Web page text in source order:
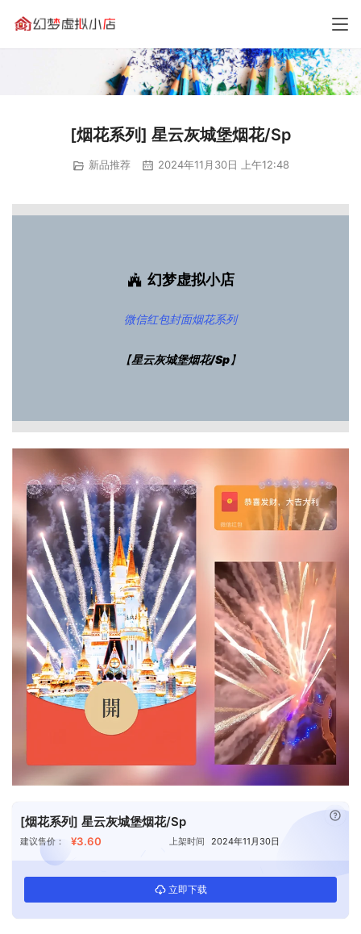
[烟花系列] 星云灰城堡烟花/Sp
新品推荐 2024年11月30日 上午12:48
幻梦虚拟小店
微信红包封面烟花系列
【星云灰城堡烟花/Sp】
[烟花系列] 星云灰城堡烟花/Sp
建议售价： ¥3.60 上架时间 2024年11月30日
立即下载
已